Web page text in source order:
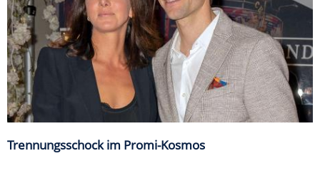
Trennungsschock im Promi-Kosmos